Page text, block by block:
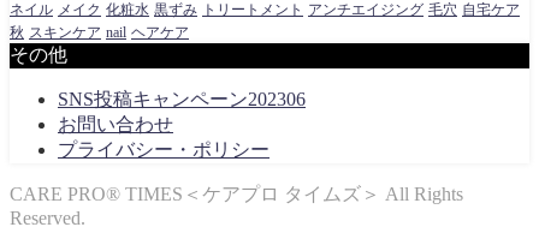
ネイル メイク 化粧水 黒ずみ トリートメント アンチエイジング 毛穴 自宅ケア
秋 スキンケア nail ヘアケア
その他
SNS投稿キャンペーン202306
お問い合わせ
プライバシー・ポリシー
CARE PRO®︎ TIMES＜ケアプロ タイムズ＞ All Rights
Reserved.